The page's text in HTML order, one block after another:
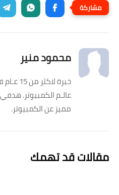
محمود منير
خبرة
عالـم الكمبيوتر.
مميز عن الكمبيوتر.
مقالات قد تهمك